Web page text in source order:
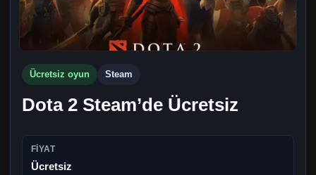
Ücretsiz oyun Steam
Dota 2 Steam’de Ücretsiz
FIYAT
Ücretsiz